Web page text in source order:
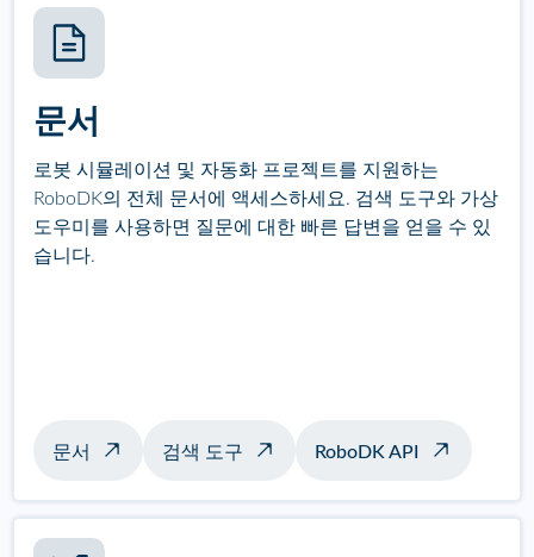
문서
로봇 시뮬레이션 및 자동화 프로젝트를 지원하는
RoboDK의 전체 문서에 액세스하세요. 검색 도구와 가상
도우미를 사용하면 질문에 대한 빠른 답변을 얻을 수 있
습니다.
문서 검색 도구 RoboDK API